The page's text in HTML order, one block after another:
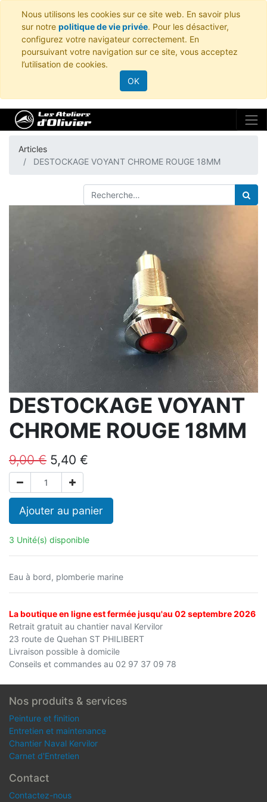
Nous utilisons les cookies sur ce site web. En savoir plus
sur notre politique de vie privée. Pour les désactiver,
configurez votre navigateur correctement. En
poursuivant votre navigation sur ce site, vous acceptez
l’utilisation de cookies.
OK
Articles
DESTOCKAGE VOYANT CHROME ROUGE 18MM
DESTOCKAGE VOYANT
CHROME ROUGE 18MM
9,00€ 5,40 €
Ajouter au panier
3 Unité(s) disponible
Eau à bord, plomberie marine
La boutique en ligne est fermée jusqu'au 02 septembre 2026
Retrait gratuit au chantier naval Kervilor
23 route de Quehan ST PHILIBERT
Livraison possible à domicile
Conseils et commandes au 02 97 37 09 78
Nos produits & services
Peinture et finition
Entretien et maintenance
Chantier Naval Kervilor
Carnet d'Entretien
Contact
Contactez-nous